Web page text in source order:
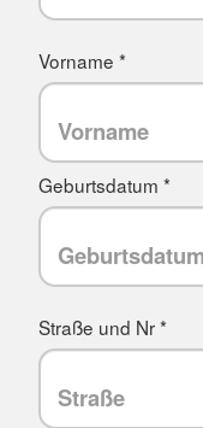
Vorname *
Geburtsdatum *
Straße und Nr *